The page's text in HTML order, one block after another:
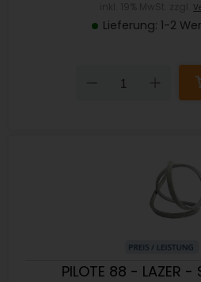
Lieferung: 1-2
Down
PILOTE 88 - LAZER -